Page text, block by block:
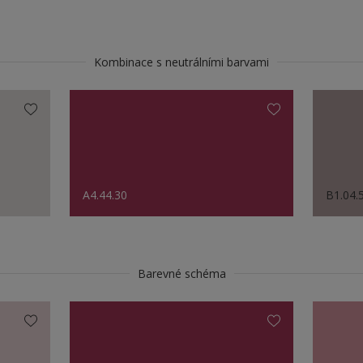
Kombinace s neutrálními barvami
A4.44.30
Barevné schéma